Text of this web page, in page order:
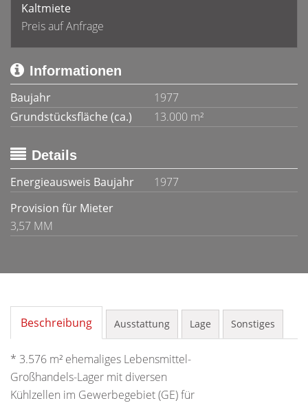
Kaltmiete
Preis auf Anfrage
Informationen
Baujahr
1977
Grundstücksfläche (ca.)
13.000 m²
Details
Energieausweis Baujahr
1977
Provision für Mieter
3,57 MM
Beschreibung Ausstattung Lage Sonstiges
* 3.576 m² ehemaliges Lebensmittel-
Großhandels-Lager mit diversen
Kühlzellen im Gewerbegebiet (GE) für